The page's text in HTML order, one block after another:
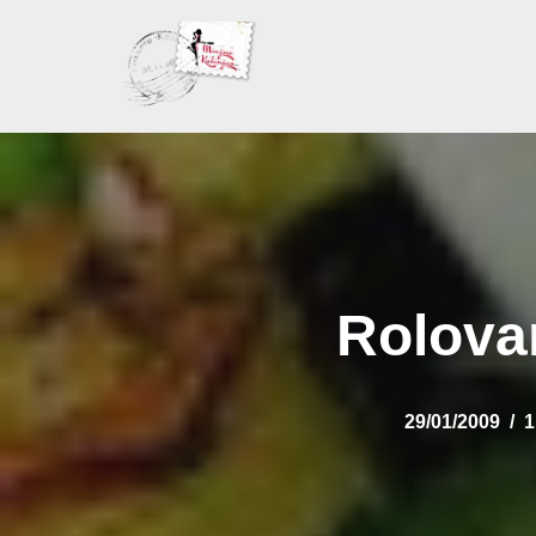
sadržaj
29/01/2009